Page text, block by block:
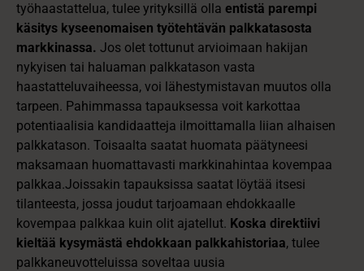
työhaastattelua, tulee yrityksillä olla entistä parempi
käsitys kyseenomaisen työtehtävän palkkatasosta
markkinassa. Jos olet tottunut arvioimaan hakijan
nykyisen tai haluaman palkkatason vasta
haastatteluvaiheessa, voi lähestymistavan muutos olla
tarpeen. Pahimmassa tapauksessa voit karkottaa
potentiaalisia kandidaatteja ilmoittamalla liian alhaisen
palkkatason. Toisaalta saatat huomata päätyneesi
maksamaan huomattavasti markkinahintaa kovempaa
palkkaa.Joissakin tapauksissa saatat löytää itsesi
tilanteesta, jossa joudut tarjoamaan ehdokkaalle
kovempaa palkkaa kuin olit ajatellut. Koska direktiivi
kieltää kysymästä ehdokkaan palkkahistoriaa, tulee
palkkaneuvotteluissa soveltaa uusia